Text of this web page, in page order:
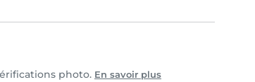
photo. En savoir plus